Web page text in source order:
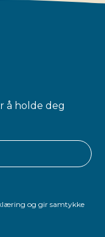
å holde deg
og gir samtykke